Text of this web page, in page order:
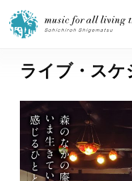
ホーム
ニュース
テーマ
ライブ・スケ